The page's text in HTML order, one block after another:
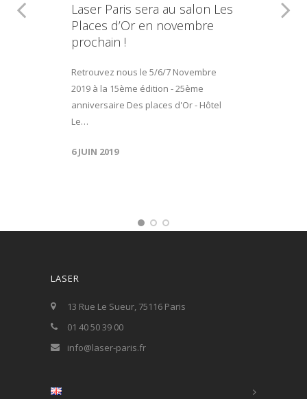
Laser Paris sera au salon Les
Places d’Or en novembre
prochain !
Retrouvez nous le 5/6/7 Novembre
2019 à la 15ème édition - 25ème
anniversaire Des places d'Or - Hôtel
Le…
6 JUIN 2019
LASER
13 Rue Le Sueur, 75116 Paris
01 40 50 39 00
info@laser-paris.fr